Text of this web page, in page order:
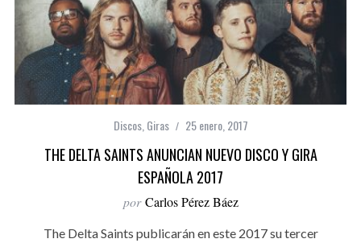
Discos, Giras 25 enero, 2017
THE DELTA SAINTS ANUNCIAN NUEVO DISCO Y GIRA
ESPAÑOLA 2017
por Carlos Pérez Báez
The Delta Saints publicarán en este 2017 su tercer